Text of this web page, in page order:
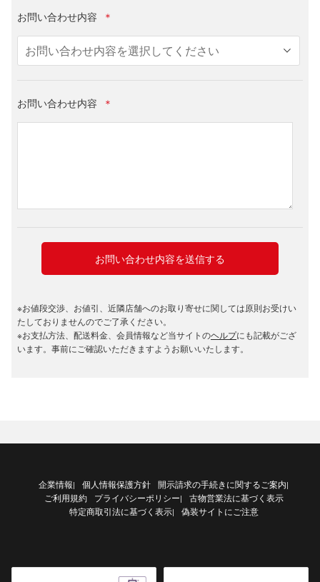
お問い合わせ内容 ＊
お問い合わせ内容 ＊
※お値段交渉、お値引、近隣店舗へのお取り寄せに関しては原則お受けい
たしておりませんのでご了承ください。
※お支払方法、配送料金、会員情報など当サイトのヘルプにも記載がござ
います。事前にご確認いただきますようお願いいたします。
企業情報| 個人情報保護方針 開示請求の手続きに関するご案内|
ご利用規約 プライバシーポリシー|
古物営業法に基づく表示
特定商取引法に基づく表示| 偽装サイトにご注意